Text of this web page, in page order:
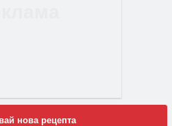
нова рецепта